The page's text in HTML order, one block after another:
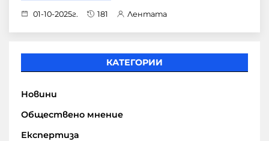
01-10-2025г. 181 Лентата
КАТЕГОРИИ
Новини
Обществено мнение
Експертиза